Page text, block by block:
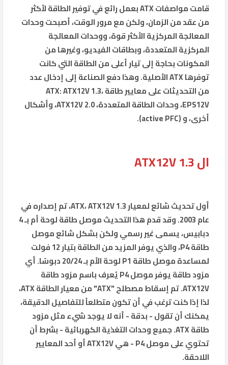
قامت مواصفات ATX بعمل رائع في توفير الطاقة لأكثر
من عقد من الزمان، ولكن مع مرور الوقت، أصبحت وحدات
المعالجة المركزية الأكثر قوة، ووحدات المعالجة
المركزية المتعددة، وبطاقات الفيديو، وغيرها من
المكونات بحاجة إلى تيار أعلى من الطاقة التي كانت
توفرها ATX الأصلية. وهذا دفع الصناعة إلى إدخال عدد
من التحديثات على معايير طاقة ATX: ATX12V 1.3،
EPS12V، وحدات الطاقة المتعددة، ATX12V 2.0، وأشكال
أخرى، و (active PFC).
ال ATX12V 1.3
أول تحديث شائع لمعيار ATX، ATX12V 1.3، تم إصداره في
عام 2003. وقد قدم هذا التحديث موصل طاقة لوحة أم بـ 4
دبابيس، يسمى غير رسمي ولكن بشكل شائع موصل
طاقة P4، والذي يوفر المزيد من الطاقة بتيار 12 فولت
لمساعدة موصل طاقة P1 لوحة الأم بـ 20/24 دبوسًا. أي
مزود طاقة يوفر موصل P4 يُعرف باسم مزود طاقة
ATX12V. تم إسقاط مصطلح "ATX" من معيار الطاقة ATX،
لذا إذا كنت ترغب في أن تكون متطلعاً للتفاصيل الدقيقة،
يمكنك أن تقول - بدقة - أنه لا يوجد شيء مثل مزود
طاقة ATX. جميع وحدات التغذية الكهربائية - بشرط أن
تحتوي على موصل P4 - هي ATX12V أو أحد المعايير
اللاحقة.